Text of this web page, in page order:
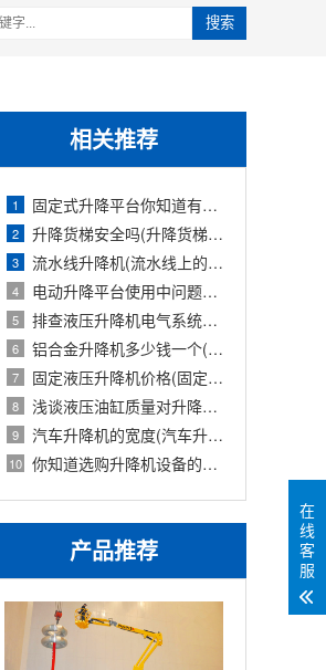
搜索
相关推荐
1 固定式升降平台你知道有多少种升降方式
2 升降货梯安全吗(升降货梯的种类)
3 流水线升降机(流水线上的升降旋转机构
4 电动升降平台使用中问题检修防护要求
5 排查液压升降机电气系统故障的报告(液压
6 铝合金升降机多少钱一个(铝合金式升降机
7 固定液压升降机价格(固定式液压升降设备
8 浅谈液压油缸质量对升降机的使用影响
9 汽车升降机的宽度(汽车升降机重量)
10 你知道选购升降机设备的技巧吗英文(你知
产品推荐
在
线
客
服